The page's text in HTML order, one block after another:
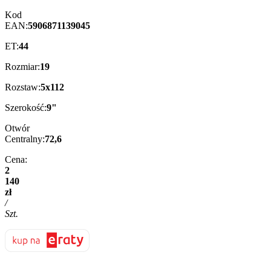
Kod
EAN:5906871139045
ET:44
Rozmiar:19
Rozstaw:5x112
Szerokość:9"
Otwór
Centralny:72,6
Cena:
2
140
zł
/
Szt.